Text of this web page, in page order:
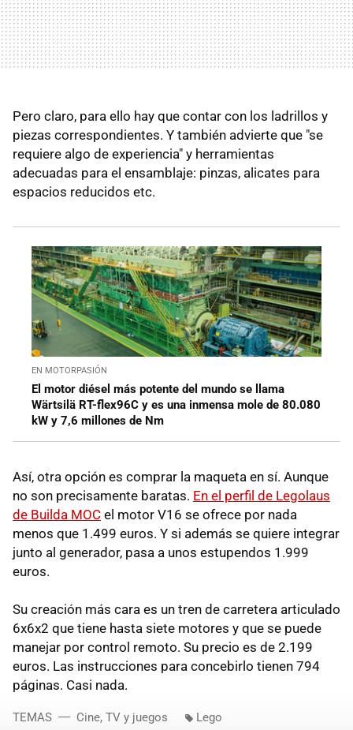
Pero claro, para ello hay que contar con los ladrillos y
piezas correspondientes. Y también advierte que "se
requiere algo de experiencia" y herramientas
adecuadas para el ensamblaje: pinzas, alicates para
espacios reducidos etc.
EN MOTORPASIÓN
El motor diésel más potente del mundo se llama
Wärtsilä RT-flex96C y es una inmensa mole de 80.080
kW y 7,6 millones de Nm
Así, otra opción es comprar la maqueta en sí. Aunque
no son precisamente baratas. En el perfil de Legolaus
de Builda MOC el motor V16 se ofrece por nada
menos que 1.499 euros. Y si además se quiere integrar
junto al generador, pasa a unos estupendos 1.999
euros.
Su creación más cara es un tren de carretera articulado
6x6x2 que tiene hasta siete motores y que se puede
manejar por control remoto. Su precio es de 2.199
euros. Las instrucciones para concebirlo tienen 794
páginas. Casi nada.
TEMAS Cine, TV y juegos Lego